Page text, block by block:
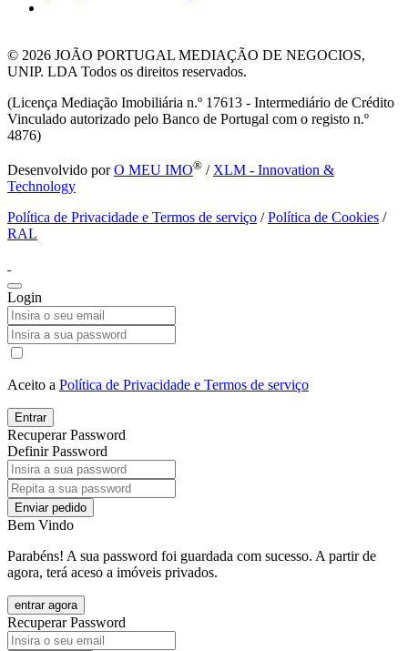
© 2026 JOÃO PORTUGAL MEDIAÇÃO DE NEGOCIOS,
UNIP. LDA Todos os direitos reservados.
(Licença Mediação Imobiliária n.º 17613 - Intermediário de Crédito
Vinculado autorizado pelo Banco de Portugal com o registo n.º
4876)
Desenvolvido porO MEU IMO® / XLM - Innovation &
Technology
Política de Privacidade e Termos de serviço /Política de Cookies /
RAL
Login
Aceito a Política de Privacidade e Termos de serviço
Entrar
Recuperar Password
Definir Password
Enviar pedido
Bem Vindo
Parabéns! A sua password foi guardada com sucesso. A partir de
agora, terá aceso a imóveis privados.
entrar agora
Recuperar Password